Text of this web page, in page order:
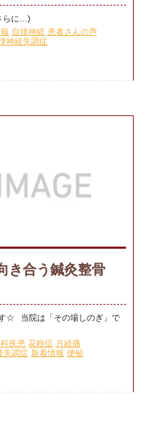
らに…)
自律神経 患者さんの声
神経失調症
き合う鍼灸整骨
☆ 当院は「その場しのぎ」で
疾患 花粉症 月経痛
失調症 新着情報 便秘